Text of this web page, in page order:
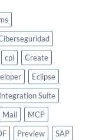
cpi
Create
Eclipse
Integration Suite
Mail
MCP
Preview
SAP